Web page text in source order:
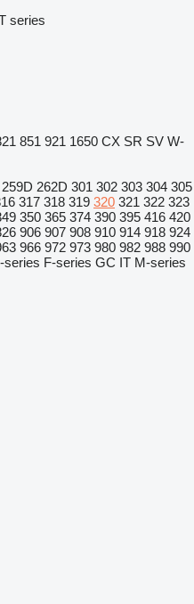
series
851 921 1650 CX SR SV W-
259D 262D 301 302 303 304 305
317 318 319 320 321 322 323
350 365 374 390 395 416 420
906 907 908 910 914 918 924
966 972 973 980 982 988 990
series F-series GC IT M-series